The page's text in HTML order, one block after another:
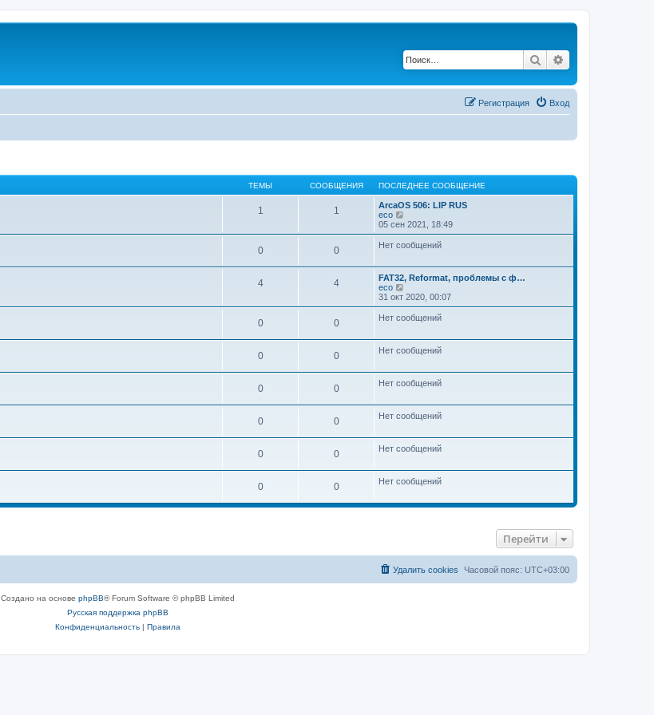
Поиск
Вход
Регистрация
ТЕМЫ СООБЩЕНИЯ ПОСЛЕДНЕЕ СООБЩЕНИЕ
1 1
ArcaOS 506: LIP RUS
eco
е
р
е
и
к
о
с
л
д
н
у
с
о
б
и
05 сен 2021, 18:49
0 0 Нет сообщений
4 4
FAT32, Reformat, проблемы с ф…
eco
е
р
е
и
к
о
с
н
м
у
о
о
б
е
31 окт 2020, 00:07
0 0 Нет сообщений
0 0 Нет сообщений
0 0 Нет сообщений
0 0 Нет сообщений
0 0 Нет сообщений
0 0 Нет сообщений
Перейти
Часовой пояс: UTC+03:00
Удалить cookies
Создано на основе phpBB® Forum Software © phpBB Limited
Русская поддержка phpBB
Конфиденциальность| Правила